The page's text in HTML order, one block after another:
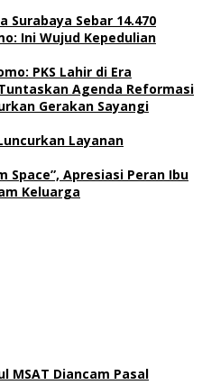
Surabaya Sebar 14.470
Ini Wujud Kepedulian
PKS Lahir di Era
Agenda Reformasi
Gerakan Sayangi
Layanan
Space”, Apresiasi Peran Ibu
Keluarga
MSAT Diancam Pasal